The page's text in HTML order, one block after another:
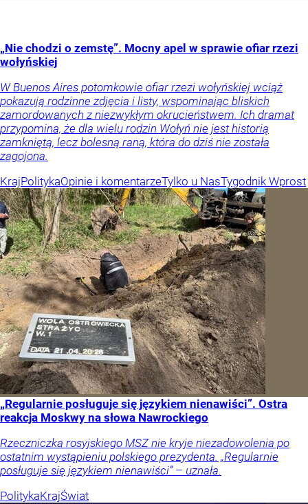
„Nie chodzi o zemstę”. Mocny apel w sprawie ofiar rzezi
wołyńskiej
W Buenos Aires potomkowie ofiar rzezi wołyńskiej wciąż
pokazują rodzinne zdjęcia i listy, wspominając bliskich
zamordowanych z niezwykłym okrucieństwem. Ich dramat
przypomina, że dla wielu rodzin Wołyń nie jest historią
zamkniętą, lecz bolesną raną, która do dziś nie została
zagojona.
KrajPolitykaOpinie i komentarzeTylko u NasTygodnik Wprost
„Regularnie posługuje się językiem nienawiści”. Ostra
reakcja Moskwy na słowa Nawrockiego
Rzeczniczka rosyjskiego MSZ nie kryje niezadowolenia po
ostatnim wystąpieniu polskiego prezydenta. „Regularnie
posługuje się językiem nienawiści” – uznała.
PolitykaKrajŚwiat